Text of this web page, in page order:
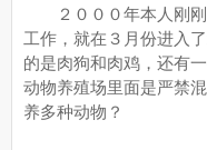
２０００年本人刚刚
工作，就在３月份进入
的是肉狗和肉鸡，还有
动物养殖场里面是严禁
养多种动物？